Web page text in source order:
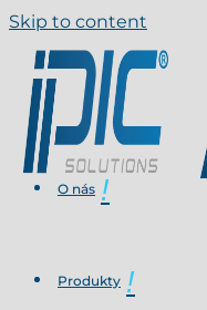
Skip to content
O nás
Produkty